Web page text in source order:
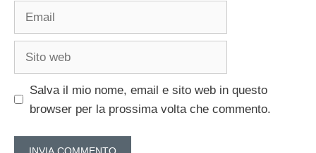
Salva il mio nome, email e sito web in questo
browser per la prossima volta che commento.